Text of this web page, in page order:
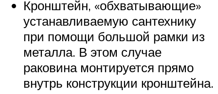
Кронштейн, «обхватывающие»
устанавливаемую сантехнику
при помощи большой рамки из
металла. В этом случае
раковина монтируется прямо
внутрь конструкции кронштейна.